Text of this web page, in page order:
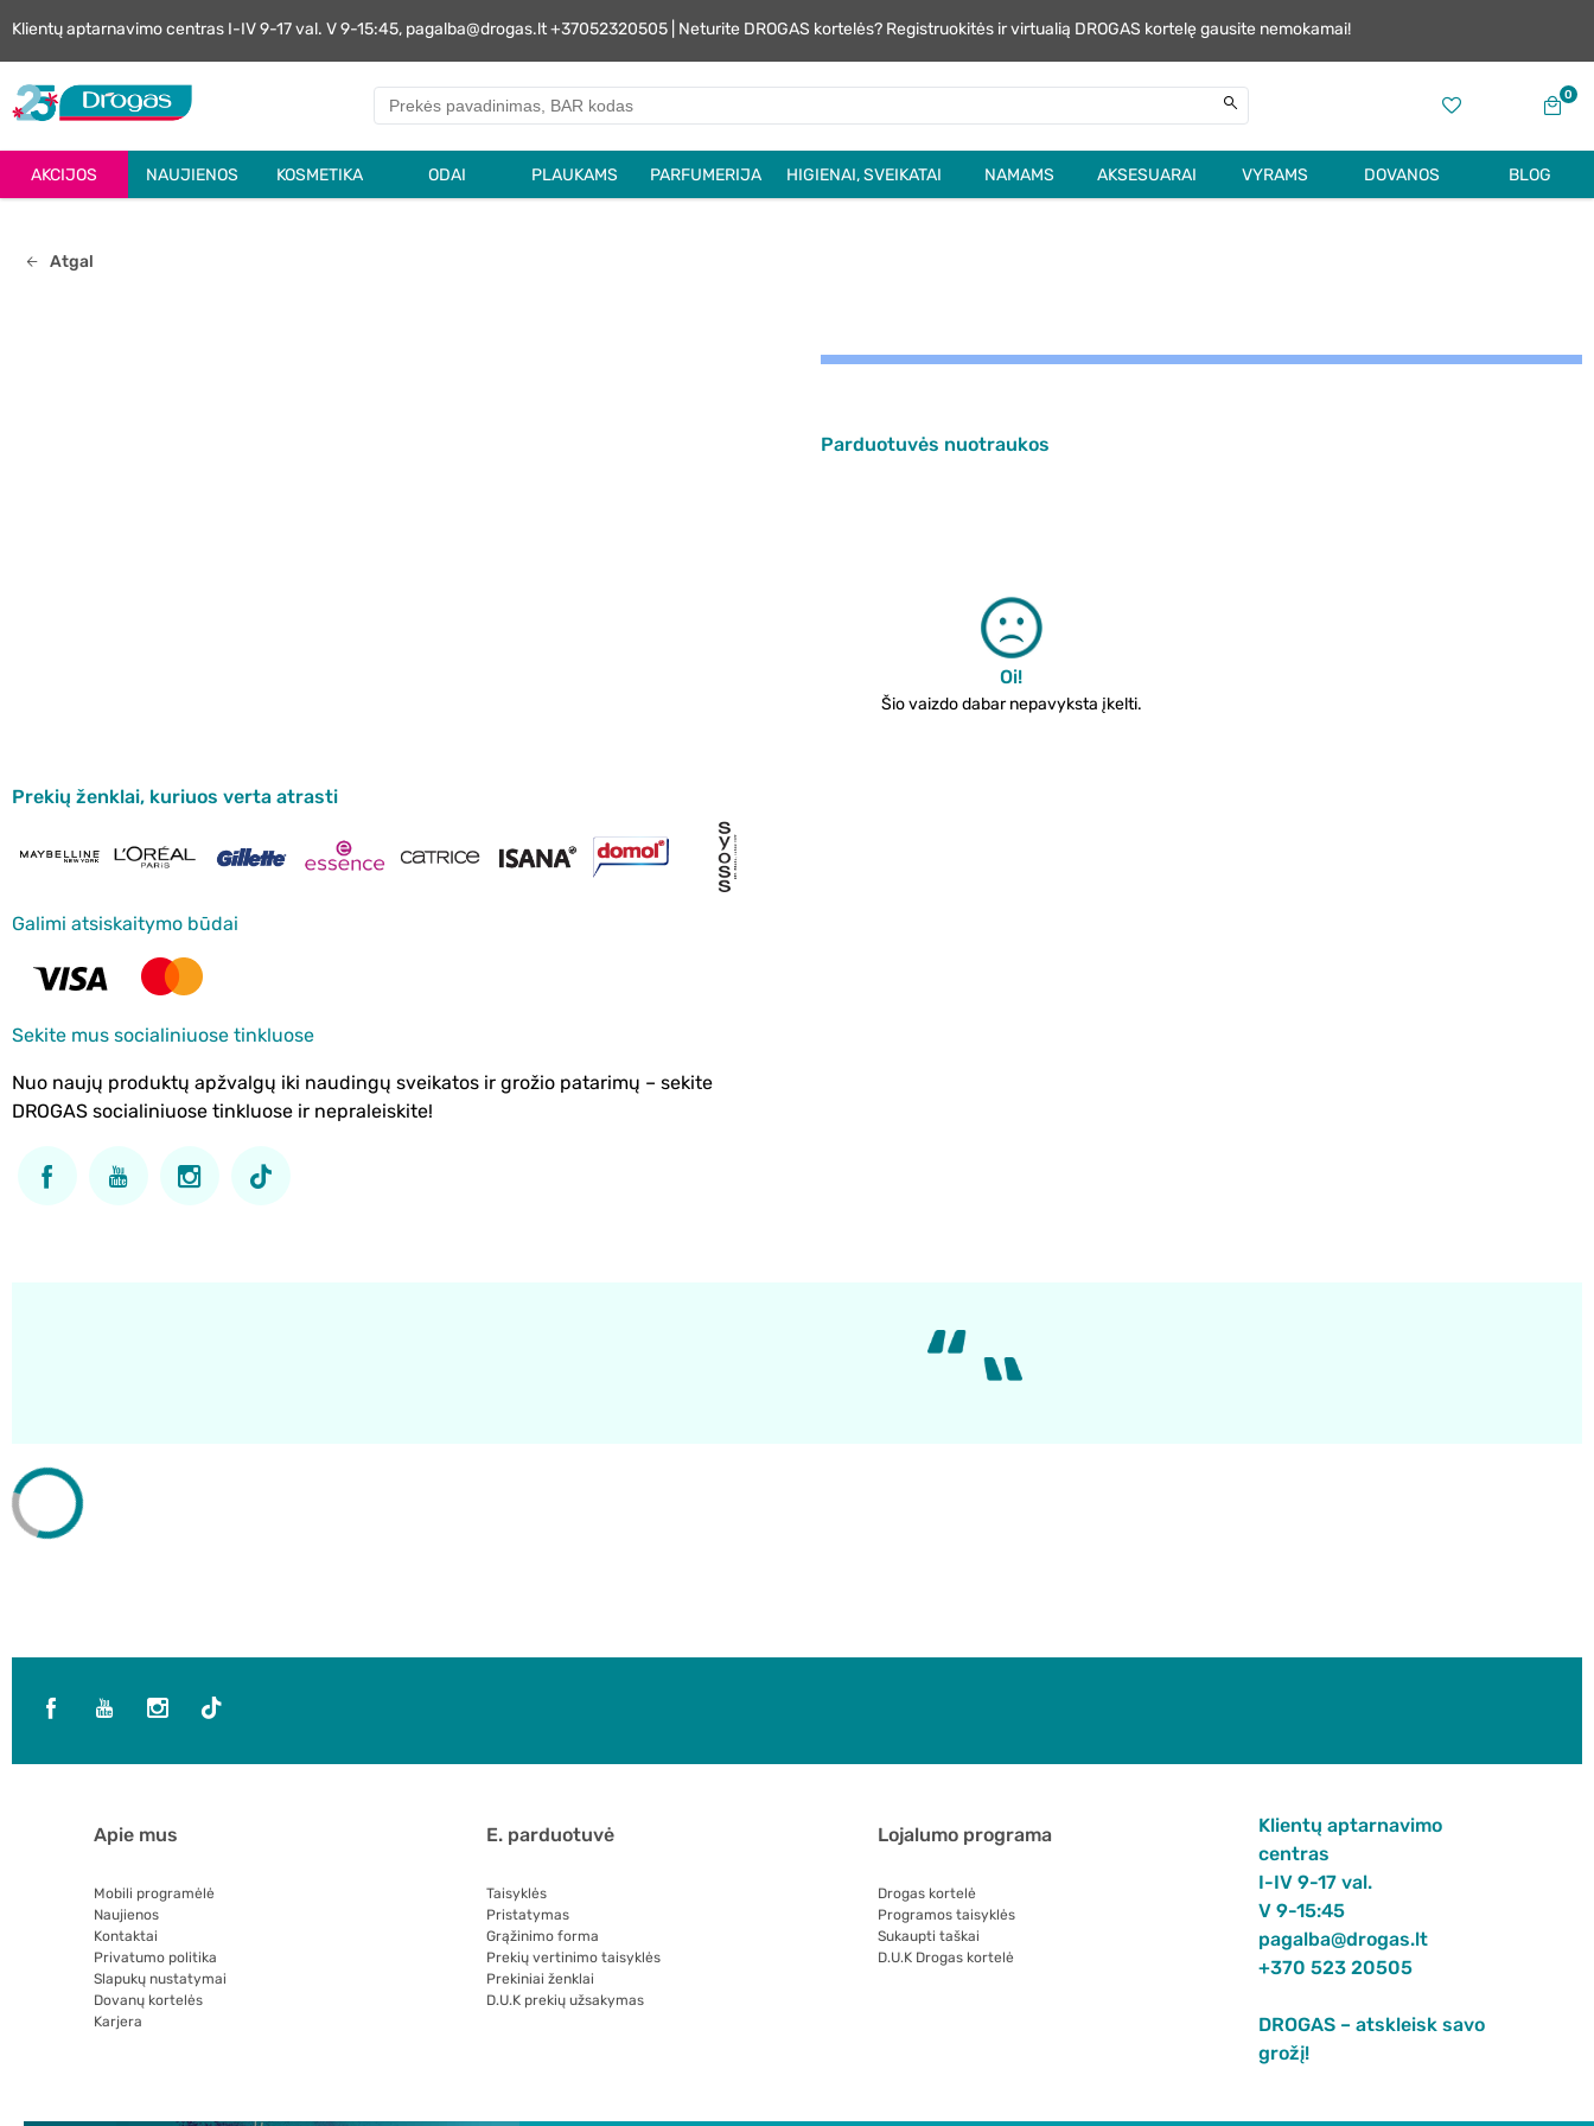
Klientų aptarnavimo centras I-IV 9-17 val. V 9-15:45, pagalba@drogas.lt +37052320505 | Neturite DROGAS kortelės? Registruokitės ir virtualią DROGAS kortelę gausite nemokamai!
0
AKCIJOS NAUJIENOS KOSMETIKA ODAI PLAUKAMS PARFUMERIJA HIGIENAI, SVEIKATAI NAMAMS AKSESUARAI VYRAMS DOVANOS BLOG
Atgal
Parduotuvės nuotraukos
Oi!
Šio vaizdo dabar nepavyksta įkelti.
Prekių ženklai, kuriuos verta atrasti
Galimi atsiskaitymo būdai
Sekite mus socialiniuose tinkluose
Nuo naujų produktų apžvalgų iki naudingų sveikatos ir grožio patarimų – sekite
DROGAS socialiniuose tinkluose ir nepraleiskite!
Apie mus
Mobili programėlė
Naujienos
Kontaktai
Privatumo politika
Slapukų nustatymai
Dovanų kortelės
Karjera
E. parduotuvė
Taisyklės
Pristatymas
Grąžinimo forma
Prekių vertinimo taisyklės
Prekiniai ženklai
D.U.K prekių užsakymas
Lojalumo programa
Drogas kortelė
Programos taisyklės
Sukaupti taškai
D.U.K Drogas kortelė
Klientų aptarnavimo
centras
I-IV 9-17 val.
V 9-15:45
pagalba@drogas.lt
+370 523 20505
DROGAS – atskleisk savo
grožį!